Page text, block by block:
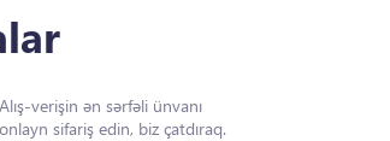
verişin ən sərfəli ünvanı
sifariş edin, biz çatdıraq.